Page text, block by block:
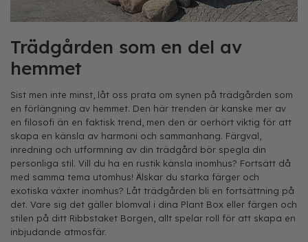
Trädgården som en del av
hemmet
Sist men inte minst, låt oss prata om synen på trädgården som
en förlängning av hemmet. Den här trenden är kanske mer av
en filosofi än en faktisk trend, men den är oerhört viktig för att
skapa en känsla av harmoni och sammanhang. Färgval,
inredning och utformning av din trädgård bör spegla din
personliga stil. Vill du ha en rustik känsla inomhus? Fortsätt då
med samma tema utomhus! Älskar du starka färger och
exotiska växter inomhus? Låt trädgården bli en fortsättning på
det. Vare sig det gäller blomval i dina Plant Box eller färgen och
stilen på ditt Ribbstaket Borgen, allt spelar roll för att skapa en
inbjudande atmosfär.